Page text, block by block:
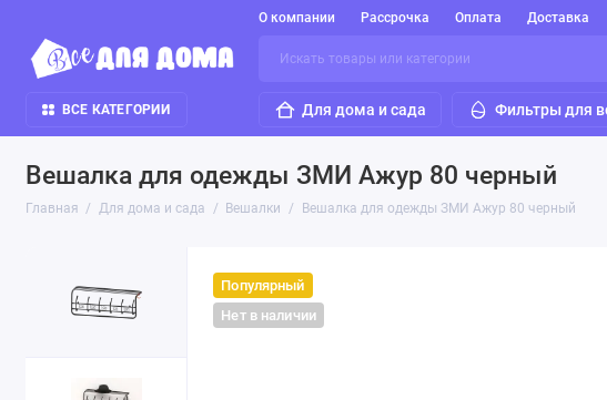
О компании Рассрочка Оплата Доставка
ВСЕ КАТЕГОРИИ Для дома и сада Фильтры для
Вешалка для одежды ЗМИ Ажур 80 черный
Главная Для дома и сада Вешалки Вешалка для одежды ЗМИ Ажур 80 черный
Популярный
Нет в наличии